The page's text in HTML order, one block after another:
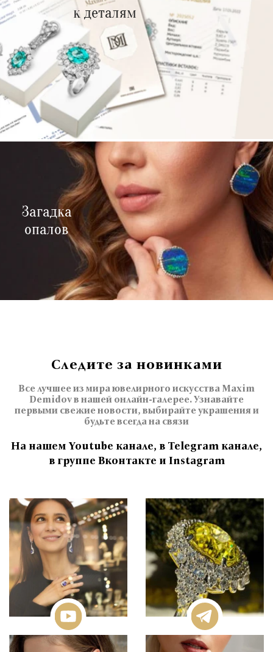
к деталям
Загадка
опалов
Следите за новинками
Все лучшее из мира ювелирного искусства Maxim
Demidov в нашей онлайн-галерее. Узнавайте
первыми свежие новости, выбирайте украшения и
будьте всегда на связи
На нашем Youtube канале, в Telegram канале,
в группе Вконтакте и Instagram